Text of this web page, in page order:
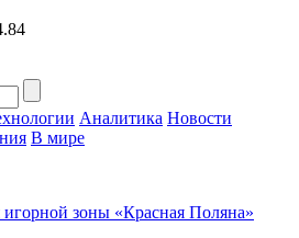
Аналитика Новости
В мире
зоны «Красная Поляна»